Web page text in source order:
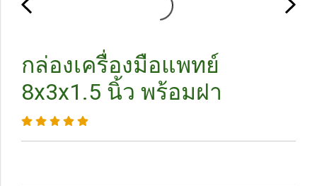
กล่องเครื่องมือแพทย์
8x3x1.5 นิ้ว พร้อมฝา